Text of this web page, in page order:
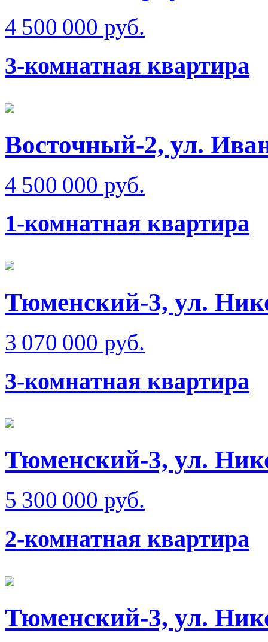
4 500 000 руб.
3-комнатная квартира
Восточный-2, ул.
4 500 000 руб.
1-комнатная квартира
Тюменский-3, ул.
3 070 000 руб.
3-комнатная квартира
Тюменский-3, ул.
5 300 000 руб.
2-комнатная квартира
Тюменский-3, ул.